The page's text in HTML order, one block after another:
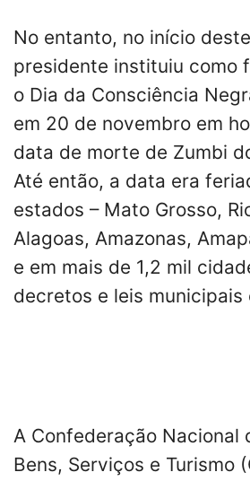
No entanto, no início
presidente instituiu como
o Dia da Consciência
em 20 de novembro em
data de morte de Zumbi
Até então, a data era
estados – Mato Grosso,
Alagoas, Amazonas,
e em mais de 1,2 mil
decretos e leis municipais
A Confederação Nacional
Bens, Serviços e Turismo